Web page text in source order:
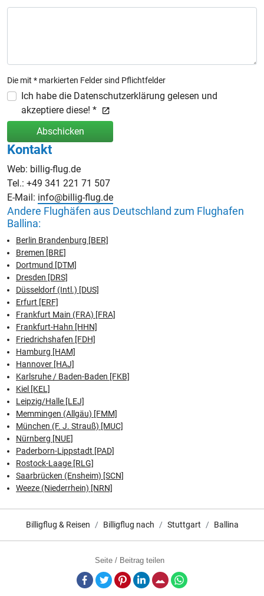
Die mit * markierten Felder sind Pflichtfelder
Ich habe die Datenschutzerklärung gelesen und
akzeptiere diese! *
Abschicken
Kontakt
Web: billig-flug.de
Tel.: +49 341 221 71 507
E-Mail: info@billig-flug.de
Andere Flughäfen aus Deutschland zum Flughafen
Ballina:
Berlin Brandenburg [BER]
Bremen [BRE]
Dortmund [DTM]
Dresden [DRS]
Düsseldorf (Intl.) [DUS]
Erfurt [ERF]
Frankfurt Main (FRA) [FRA]
Frankfurt-Hahn [HHN]
Friedrichshafen [FDH]
Hamburg [HAM]
Hannover [HAJ]
Karlsruhe / Baden-Baden [FKB]
Kiel [KEL]
Leipzig/Halle [LEJ]
Memmingen (Allgäu) [FMM]
München (F. J. Strauß) [MUC]
Nürnberg [NUE]
Paderborn-Lippstadt [PAD]
Rostock-Laage [RLG]
Saarbrücken (Ensheim) [SCN]
Weeze (Niederrhein) [NRN]
Billigflug & Reisen Billigflug nach Stuttgart Ballina
Seite / Beitrag teilen
Facebook
TwitterPinterestLinkedInE-Mail